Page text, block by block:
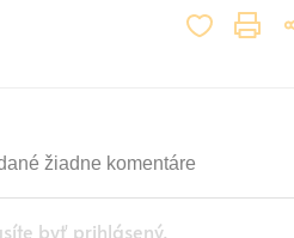
žiadne komentáre